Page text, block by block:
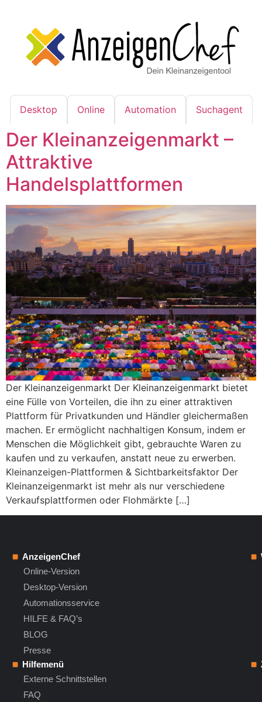
Desktop Online Automation Suchagent
Der Kleinanzeigenmarkt –
Attraktive
Handelsplattformen
Der Kleinanzeigenmarkt Der Kleinanzeigenmarkt bietet
eine Fülle von Vorteilen, die ihn zu einer attraktiven
Plattform für Privatkunden und Händler gleichermaßen
machen. Er ermöglicht nachhaltigen Konsum, indem er
Menschen die Möglichkeit gibt, gebrauchte Waren zu
kaufen und zu verkaufen, anstatt neue zu erwerben.
Kleinanzeigen-Plattformen & Sichtbarkeitsfaktor Der
Kleinanzeigenmarkt ist mehr als nur verschiedene
Verkaufsplattformen oder Flohmärkte […]
AnzeigenChef
Online-Version
Desktop-Version
Automationsservice
HILFE & FAQ’s
BLOG
Presse
Hilfemenü
Externe Schnittstellen
FAQ